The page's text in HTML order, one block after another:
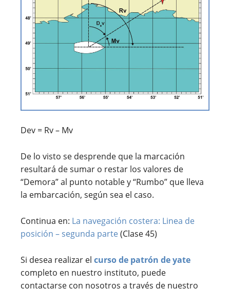
Dev = Rv – Mv
De lo visto se desprende que la marcación
resultará de sumar o restar los valores de
“Demora” al punto notable y “Rumbo” que lleva
la embarcación, según sea el caso.
Continua en: La navegación costera: Linea de
posición – segunda parte(Clase 45)
Si desea realizar el curso de patrón de yate
completo en nuestro instituto, puede
contactarse con nosotros a través de nuestro